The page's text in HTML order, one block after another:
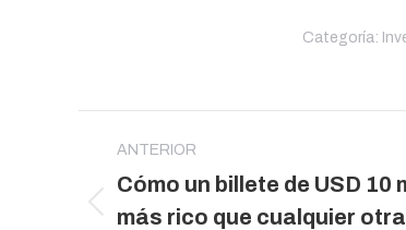
Categoría:
entre
publicaciones
ANTERIOR
Publicación
Cómo un billete de USD 10
más rico que cualquier otra